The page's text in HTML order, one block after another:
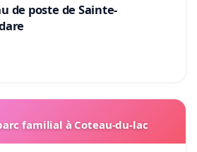
de poste de Sainte-
familial à Coteau-du-lac